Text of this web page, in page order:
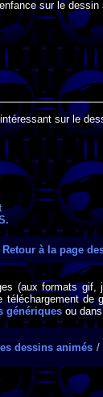
sur le
sur le
Retour à la page
(aux formats
téléchargement
génériques ou dans
dessins animés